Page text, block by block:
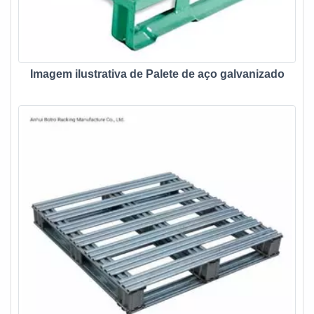
Imagem ilustrativa de Palete de aço galvanizado